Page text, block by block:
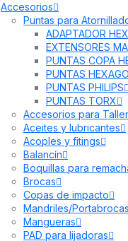
Accesorios
Puntas para
ADAPTADOR
EXTENSORES
PUNTAS COPA
PUNTAS
PUNTAS PHILIPS
PUNTAS TORX
Accesorios para Taller
Aceites y lubricantes
Acoples y fitings
Balancín
Boquillas para
Brocas
Copas de impacto
Mandriles/Portabrocas
Mangueras
PAD para lijadoras